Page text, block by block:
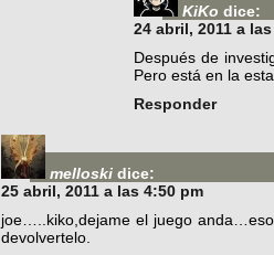
KiKo dice:
24 abril, 2011 a
Después de
Pero está en la
Responder
melloski dice:
25 abril, 2011 a las 4:50 pm
joe…..kiko,dejame el juego
devolvertelo.